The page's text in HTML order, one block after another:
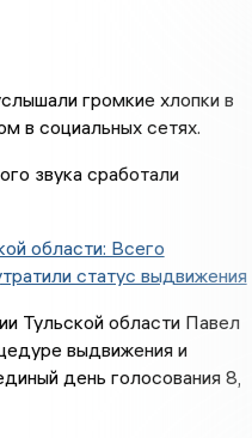
громкие хлопки в
в социальных сетях.
звука сработали
области: Всего
статус выдвижения
Тульской области Павел
выдвижения и
день голосования 8,